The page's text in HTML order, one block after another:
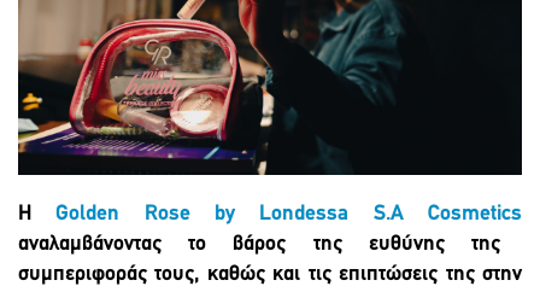
ΗGolden Rose by Londessa S.A
Cosmetics
αναλαμβάνοντας το βάρος της ευθύνης της
συμπεριφοράς τους, καθώς και τις επιπτώσεις της στην